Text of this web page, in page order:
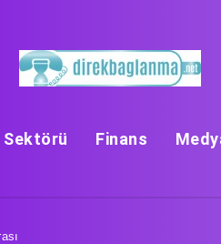
Sektörü Finans